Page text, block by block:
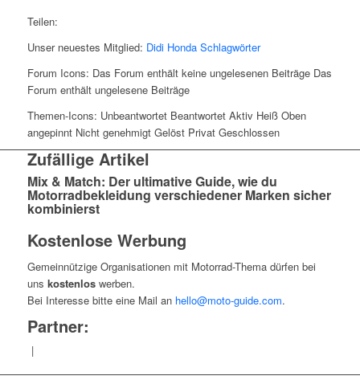
Teilen:
Unser neuestes Mitglied: Didi Honda Schlagwörter
Forum Icons: Das Forum enthält keine ungelesenen Beiträge Das
Forum enthält ungelesene Beiträge
Themen-Icons: Unbeantwortet Beantwortet Aktiv Heiß Oben
angepinnt Nicht genehmigt Gelöst Privat Geschlossen
Zufällige Artikel
Mix & Match: Der ultimative Guide, wie du
Motorradbekleidung verschiedener Marken sicher
kombinierst
Kostenlose Werbung
Gemeinnützige Organisationen mit Motorrad-Thema dürfen bei
uns kostenloswerben.
Bei Interesse bitte eine Mail an hello@moto-guide.com.
Partner:
|